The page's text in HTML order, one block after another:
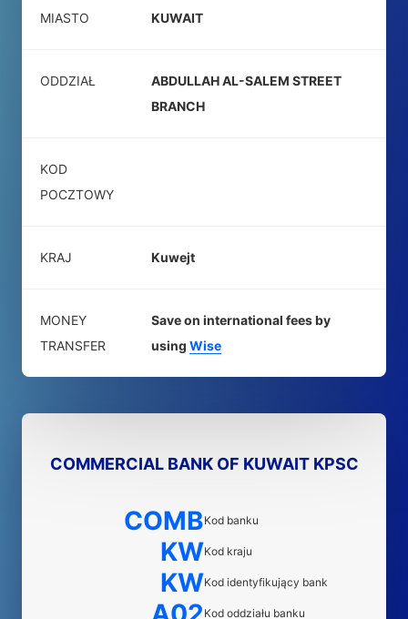
MIASTO KUWAIT
ODDZIAŁ
ABDULLAH AL-SALEM STREET
BRANCH
KOD
POCZTOWY
KRAJ Kuwejt
MONEY
TRANSFER
Save on international fees by
using Wise
COMMERCIAL BANK OF KUWAIT KPSC
COMBKod banku
KWKod kraju
KWKod identyfikujący bank
Kod oddziału banku